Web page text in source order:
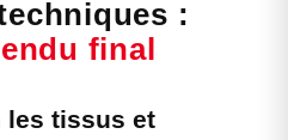
:
final
les tissus et